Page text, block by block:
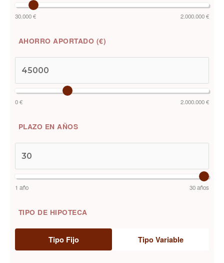
30.000 € 2.000.000 €
AHORRO APORTADO (€)
0 € 2.000.000 €
PLAZO EN AÑOS
1 año 30 años
TIPO DE HIPOTECA
Tipo Fijo Tipo Variable